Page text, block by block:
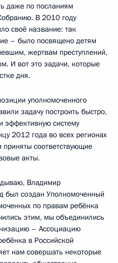
даже по посланиям
В 2010 году
своё название: так
– было посвящено детям
жертвам преступлений,
И вот это задачи, которые
дня.
уполномоченного
задачу построить быстро,
эффективную систему
2012 года во всех регионах
соответствующие
акты.
Владимир
был создан Уполномоченный
по правам ребёнка
этим, мы объединились
– Ассоциацию
в Российской
нам совершать некоторые